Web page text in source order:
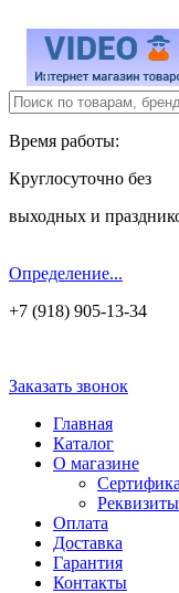
Время работы:
Круглосуточно без
выходных и
Определение...
+7 (918) 905-13-34
Заказать звонок
Главная
Каталог
О магазине
Реквизиты
Оплата
Доставка
Гарантия
Контакты